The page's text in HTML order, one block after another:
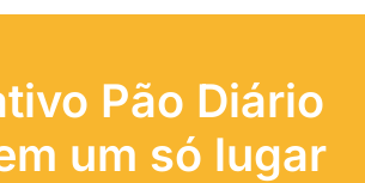
Pão Diário
um só lugar